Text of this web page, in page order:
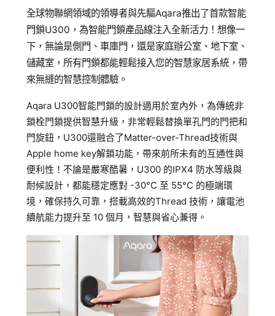
全球物聯網領域的領導者與先驅Aqara推出了首款智能
門鎖U300，為智能門鎖產品線注入全新活力！想像一
下，無論是側門、車庫門，還是家庭辦公室、地下室、
儲藏室，所有門鎖都能輕鬆接入您的智慧家居系統，帶
來無縫的智慧控制體驗。
Aqara U300智能門鎖的設計適用於室內外，為傳統非
鎖栓門鎖提供智慧升級，非常輕鬆替換單孔門的門把和
門旋鈕，U300還融合了Matter-over-Thread技術與
Apple home key解鎖功能，帶來前所未有的互通性與
便利性！不論是嚴寒酷暑，U300 的IPX4 防水等級與
耐候設計，都能穩定應對 -30°C 至 55°C 的極端環
境，確保持久可靠，搭載高效的Thread 技術，讓電池
續航能力提升至 10 個月，智慧與省心兼得。
追蹤我的訂單
會員資料管理
查看我的最愛
加入 JARVIS VIP